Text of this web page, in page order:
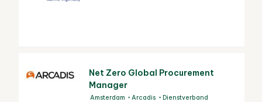
Net Zero Global Procurement
Manager
Amsterdam Arcadis Dienstverband